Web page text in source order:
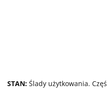
STAN: Ślady użytkowania.